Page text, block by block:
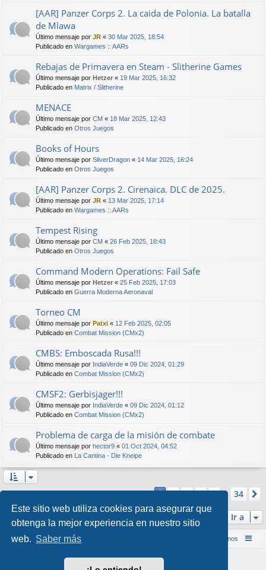
Este sitio web utiliza cookies para asegurar que
obtenga la mejor experiencia en nuestro sitio
web. Saber más
[AAR] Panzer Corps 2. La caida de Polonia. La batalla
de Mlawa
Último mensaje por JR « 30 Mar 2025, 18:54
Publicado en Wargames :: AARs
Rebajas de Primavera en Steam - Slitherine Games
Último mensaje por Hetzer « 19 Mar 2025, 16:32
Publicado en Matrix / Slitherine
MENACE
Último mensaje por CM « 18 Mar 2025, 12:43
Publicado en Otros Juegos
Books of Hours
Último mensaje por SilverDragon « 14 Mar 2025, 16:24
Publicado en Otros Juegos
[AAR] Panzer Corps 2. Cirenaica. DLC de 2025.
Último mensaje por JR « 13 Mar 2025, 17:14
Publicado en Wargames :: AARs
Tempest Rising
Último mensaje por CM « 26 Feb 2025, 18:43
Publicado en Otros Juegos
Command Modern Operations: Fail Safe
Último mensaje por Hetzer « 25 Feb 2025, 17:03
Publicado en Guerra Moderna Aeronaval
Torneo CM
Último mensaje por Patxi « 12 Feb 2025, 02:05
Publicado en Combat Mission (CMx2)
CMBS: Emboscada Rusa!!!
Último mensaje por IndiaVerde « 09 Dic 2024, 01:29
Publicado en Combat Mission (CMx2)
CMSF2: Gerbisjager!!!
Último mensaje por IndiaVerde « 09 Dic 2024, 01:12
Publicado en Combat Mission (CMx2)
Problema de carga de la misión de combate
Último mensaje por hector9 « 01 Oct 2024, 04:52
Publicado en La Cantina - Die Kneipe
Página1de34
1 2 3 4 5 … 34
Ir a
Inicio (Web) Foro Punta de Lanza Wargames Contáctenos
Desarrollado porphpBB® Forum Software © phpBB Limited